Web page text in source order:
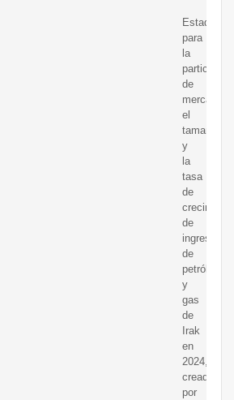
para
la
de
mercado,
el
tamaño
y
la
tasa
de
de
ingresos
de
petróleo
y
gas
de
Irak
en
2024,
creadas
por